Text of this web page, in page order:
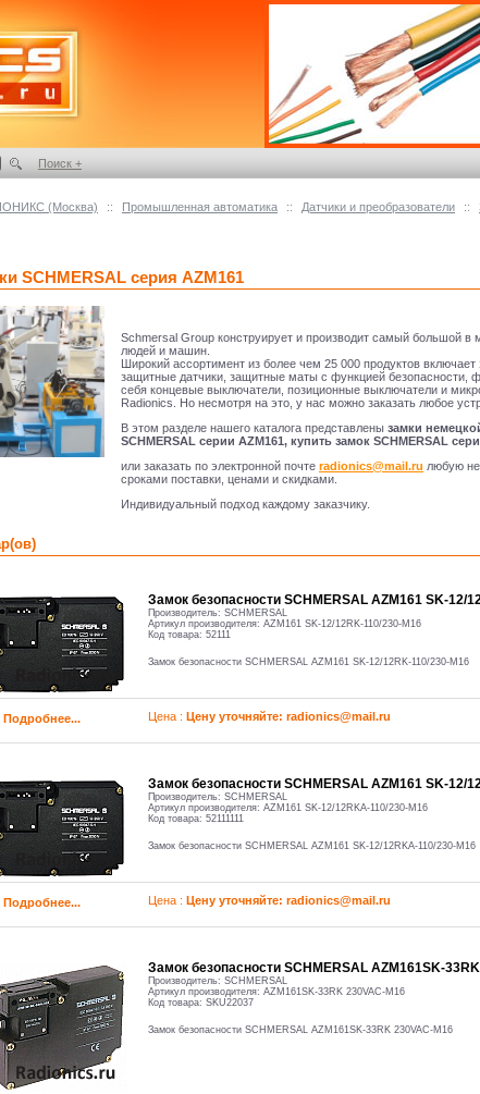
(Москва) :: Промышленная автоматика :: Датчики и преобразователи ::
SCHMERSAL серия AZM161
Schmersal Group конструирует и производит самый большой в
людей и машин.
Широкий ассортимент из более чем 25 000 продуктов
защитные датчики, защитные маты с функцией безопасности,
себя концевые выключатели, позиционные выключатели и
Radionics. Но несмотря на это, у нас можно заказать любое
В этом разделе нашего каталога представлены замки
SCHMERSAL серии AZM161, купить замок SCHMERSAL
или заказать по электронной почте radionics@mail.ru любую
сроками поставки, ценами и скидками.
Индивидуальный подход каждому заказчику.
Замок безопасности SCHMERSAL AZM161 SK-12/
Производитель: SCHMERSAL
Артикул производителя: AZM161 SK-12/12RK-110/230-M16
Код товара: 52111
Замок безопасности SCHMERSAL AZM161 SK-12/12RK-110/230-M16
Подробнее... Цена : Цену уточняйте: radioniсs@mail.ru
Замок безопасности SCHMERSAL AZM161 SK-12/
Производитель: SCHMERSAL
Артикул производителя: AZM161 SK-12/12RKA-110/230-M16
Код товара: 52111111
Замок безопасности SCHMERSAL AZM161 SK-12/12RKA-110/230-M16
Подробнее... Цена : Цену уточняйте: radioniсs@mail.ru
Замок безопасности SCHMERSAL AZM161SK-
Производитель: SCHMERSAL
Артикул производителя: AZM161SK-33RK 230VAC-M16
Код товара: SKU22037
Замок безопасности SCHMERSAL AZM161SK-33RK 230VAC-M16
Поиск +